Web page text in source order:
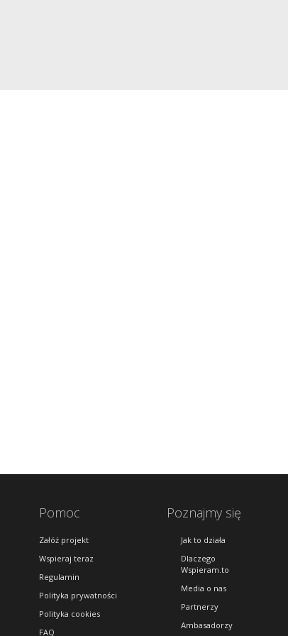
Pomoc
Załóż projekt
Wspieraj teraz
Regulamin
Polityka prywatności
Polityka cookies
FAQ
Poznajmy się
Jak to działa
Dlaczego
Wspieram.to
Media o nas
Partnerzy
Ambasadorzy